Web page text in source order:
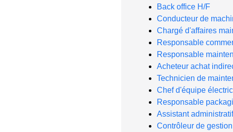
Back office H/F
Conducteur de
Chargé d'affaires
Responsable
Responsable
Acheteur achat
Technicien de
Chef d'équipe
Responsable
Assistant
Contrôleur de